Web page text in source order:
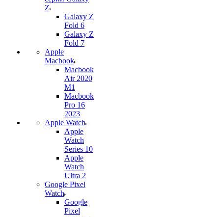
Z
Galaxy Z
Fold 6
Galaxy Z
Fold 7
Apple
Macbook
Macbook
Air 2020
M1
Macbook
Pro 16
2023
Apple Watch
Apple
Watch
Series 10
Apple
Watch
Ultra 2
Google Pixel
Watch
Google
Pixel